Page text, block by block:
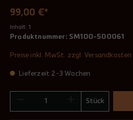
99,00 €*
Inhalt: 1
Produktnummer: SM100-500061
Preise inkl. MwSt. zzgl. Versandkosten
Lieferzeit 2-3 Wochen
Stück